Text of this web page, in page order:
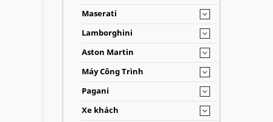
Maserati
Lamborghini
Aston Martin
Máy Công Trình
Pagani
Xe khách